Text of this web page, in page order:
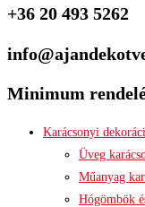
+36 20 493 5262
Minimum
Karácsonyi
Üveg
Műanyag
Hógömbök